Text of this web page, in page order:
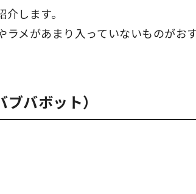
します。
ラメがあまり入っていないものがおす
バボット）